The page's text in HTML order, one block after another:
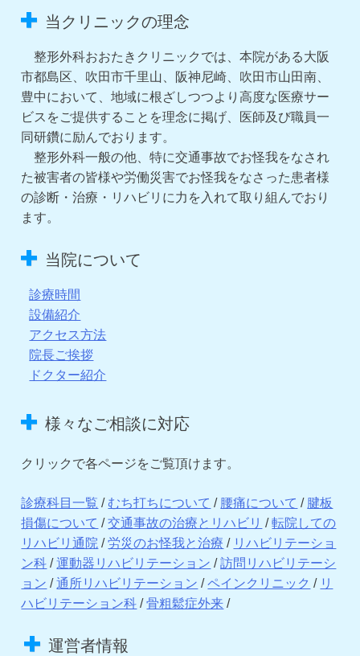
当クリニックの理念
整形外科おおたきクリニックでは、本院がある大阪
市都島区、吹田市千里山、阪神尼崎、吹田市山田南、
豊中において、地域に根ざしつつより高度な医療サー
ビスをご提供することを理念に掲げ、医師及び職員一
同研鑽に励んでおります。
整形外科一般の他、特に交通事故でお怪我をなされ
た被害者の皆様や労働災害でお怪我をなさった患者様
の診断・治療・リハビリに力を入れて取り組んでおり
ます。
当院について
診療時間
設備紹介
アクセス方法
院長ご挨拶
ドクター紹介
様々なご相談に対応
クリックで各ページをご覧頂けます。
診療科目一覧 / むち打ちについて / 腰痛について / 腱板
損傷について /交通事故の治療とリハビリ /転院しての
リハビリ通院 /労災のお怪我と治療 / リハビリテーショ
ン科 /運動器リハビリテーション /訪問リハビリテーシ
ョン /通所リハビリテーション /ペインクリニック / リ
ハビリテーション科 /骨粗鬆症外来 /
運営者情報